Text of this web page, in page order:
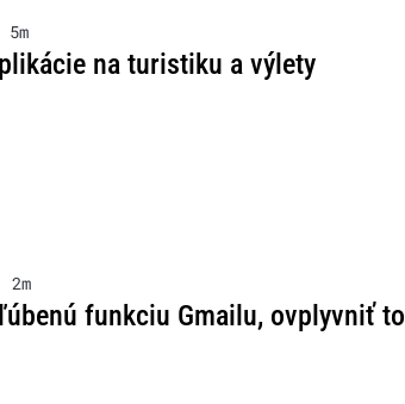
5m
na turistiku a výlety
2m
funkciu Gmailu, ovplyvniť to